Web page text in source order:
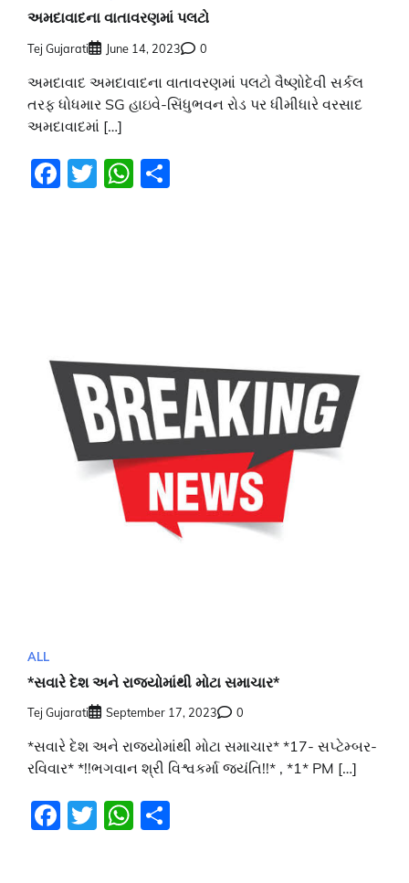
અમદાવાદના વાતાવરણમાં પલટો
Tej Gujarati June 14, 2023 0
અમદાવાદ અમદાવાદના વાતાવરણમાં પલટો વૈષ્ણોદેવી સર્કલ
તરફ ધોધમાર SG હાઇવે-સિંધુભવન રોડ પર ધીમીધારે વરસાદ
અમદાવાદમાં […]
Facebook
TwitterWhatsApp
ALL
*સવારે દેશ અને રાજ્યોમાંથી મોટા સમાચાર*
Tej Gujarati September 17, 2023 0
*સવારે દેશ અને રાજ્યોમાંથી મોટા સમાચાર* *17- સપ્ટેમ્બર-
રવિવાર* *!!ભગવાન શ્રી વિશ્વકર્મા જયંતિ!!* , *1* PM […]
Facebook
TwitterWhatsApp